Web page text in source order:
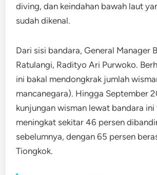
diving, dan keindahan bawah laut
sudah dikenal.
Dari sisi bandara, General Manager
Ratulangi, Radityo Ari Purwoko.
ini bakal mendongkrak jumlah
mancanegara). Hingga September
kunjungan wisman lewat bandara ini
meningkat sekitar 46 persen
sebelumnya, dengan 65 persen
Tiongkok.